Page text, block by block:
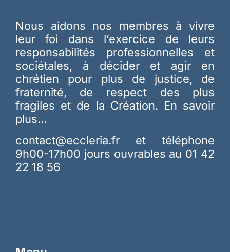
Nous aidons nos membres à vivre
leur foi dans l’exercice de leurs
responsabilités professionnelles et
sociétales, à décider et agir en
chrétien pour plus de justice, de
fraternité, de respect des plus
fragiles et de la Création. En savoir
plus…
contact@eccleria.fr et téléphone
9h00-17h00 jours ouvrables au 01 42
22 18 56